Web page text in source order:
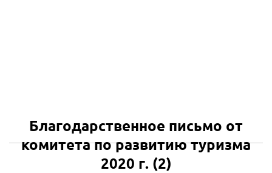
Благодарственное письмо от
комитета по развитию туризма
2020 г. (2)